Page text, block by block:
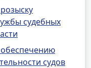
судебных
судов